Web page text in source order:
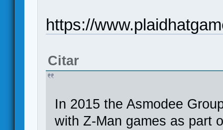
https://
Citar
In 2015 the Asmodee
with Z-Man games as part